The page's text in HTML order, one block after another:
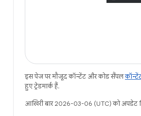
इस पेज पर मौजूद कॉन्टेंट और कोड सैंपल
हुए ट्रेडमार्क हैं.
आखिरी बार 2026-03-06 (UTC) को अपडेट